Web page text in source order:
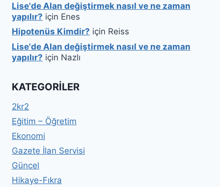
Lise'de Alan değiştirmek nasıl ve ne zaman
yapılır? için Enes
Hipotenüs Kimdir? için Reiss
Lise'de Alan değiştirmek nasıl ve ne zaman
yapılır? için Nazlı
KATEGORILER
2kr2
Eğitim – Öğretim
Ekonomi
Gazete İlan Servisi
Güncel
Hikaye-Fıkra